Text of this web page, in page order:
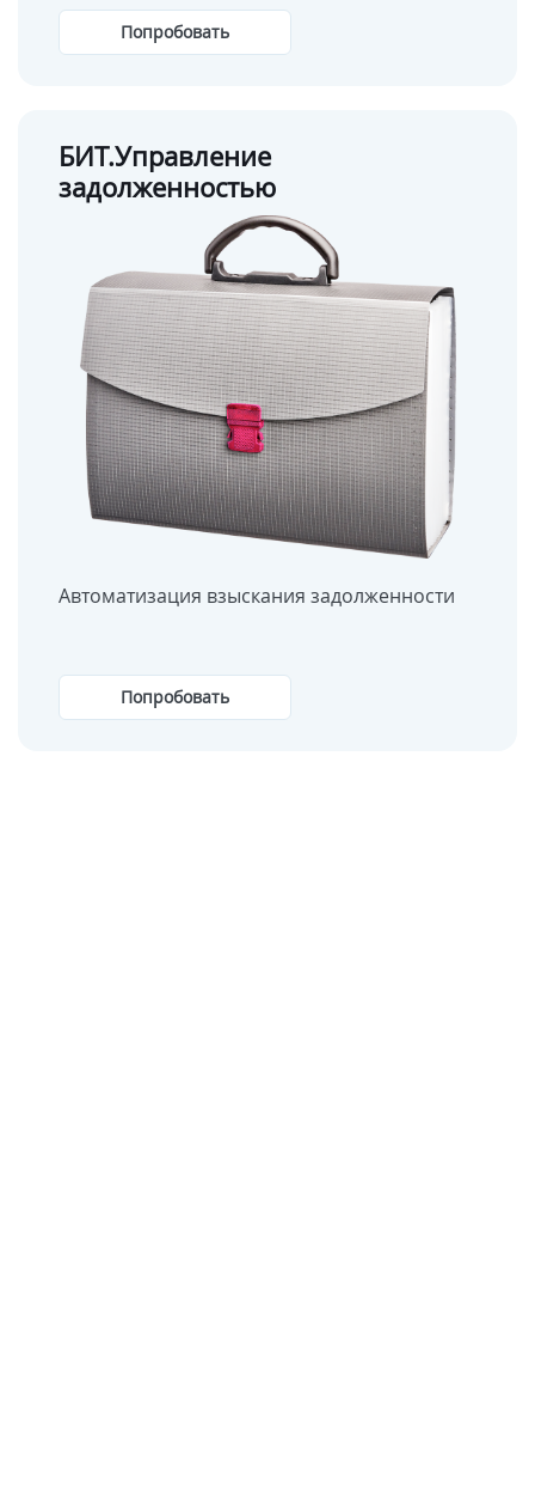
Попробовать
БИТ.Управление
задолженностью
Автоматизация взыскания задолженности
Попробовать